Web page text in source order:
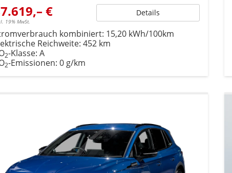
€
19% MwSt.
Details
kombiniert: 15,20 kWh/100km
Reichweite: 452 km
2-Klasse: A
2-Emissionen:0 g/km